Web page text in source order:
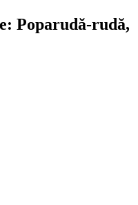
Poparudă-rudă,